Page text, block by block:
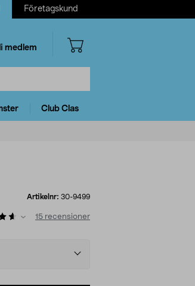
Företagskund
medlem
Club Clas
Artikelnr: 30-9499
15 recensioner